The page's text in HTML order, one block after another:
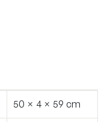
50 × 4 × 59 cm